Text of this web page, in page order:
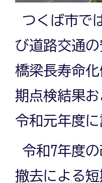
つくば市で
び道路交通
橋梁長寿命
期点検結果
令和元年度
令和7年度
撤去による